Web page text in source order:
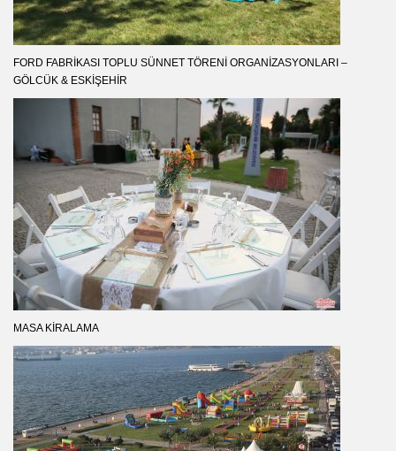
FORD FABRIKASI TOPLU SÜNNET TÖRENI ORGANIZASYONLARI –
GÖLCÜK & ESKIŞEHIR
MASA KIRALAMA